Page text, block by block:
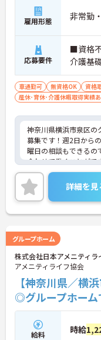
雇用形態 非常勤
応募要件
■資格
介護基
車通勤可 無資格OK 資格
産休･育休･介護休暇取得実績
神奈川県横浜市泉区の
募集です！週2日から
曜日の相談もできるの
合わせて働くことが
度もあるので、安心し
ています♪ご興味のあ
しますので、お気軽に
詳細を見
グループホーム
株式会社日本アメニティ
アメニティライフ協会
【神奈川県／横
◎グループホーム
給料 時給